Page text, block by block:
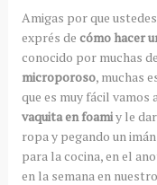
Amigas por que
exprés de cómo hacer
conocido por muchas
microporoso, muchas
que es muy fácil vamos
vaquita en foamiy le
ropa y pegando un
para la cocina, en el
en la semana en